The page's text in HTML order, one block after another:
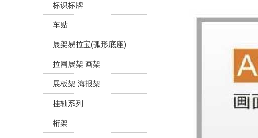
标识标牌
车贴
展架易拉宝(弧形底座)
拉网展架 画架
展板架 海报架
挂轴系列
桁架